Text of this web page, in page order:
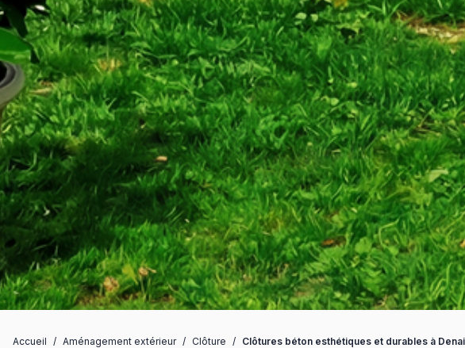
Accueil / Aménagement extérieur / Clôture / Clôtures béton esthétiques et durables à